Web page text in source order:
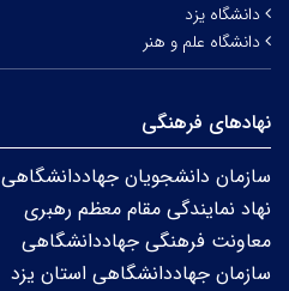
دانشگاه یزد
دانشگاه علم و هنر
نهادهای فرهنگی
سازمان دانشجویان جهاددانشگاهی
نهاد نمایندگی مقام معظم رهبری
معاونت فرهنگی جهاددانشگاهی
سازمان جهاددانشگاهی استان یزد